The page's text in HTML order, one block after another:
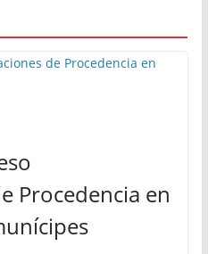
Procedencia en